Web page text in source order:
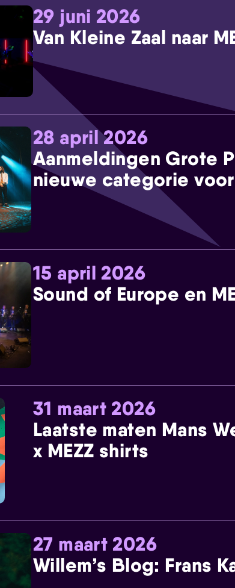
29 juni 2026
Van Kleine Zaal naar
28 april 2026
Aanmeldingen Grote
nieuwe categorie
15 april 2026
Sound of Europe en
31 maart 2026
Laatste maten Mans
x MEZZ shirts
27 maart 2026
Willem’s Blog: Frans